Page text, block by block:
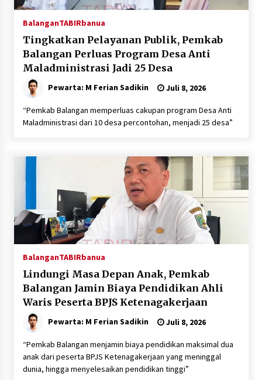
BalanganTABIRbanua
Tingkatkan Pelayanan Publik, Pemkab
Balangan Perluas Program Desa Anti
Maladministrasi Jadi 25 Desa
Pewarta: M Ferian Sadikin Juli 8, 2026
“Pemkab Balangan memperluas cakupan program Desa Anti
Maladministrasi dari 10 desa percontohan, menjadi 25 desa”
BalanganTABIRbanua
Lindungi Masa Depan Anak, Pemkab
Balangan Jamin Biaya Pendidikan Ahli
Waris Peserta BPJS Ketenagakerjaan
Pewarta: M Ferian Sadikin Juli 8, 2026
“Pemkab Balangan menjamin biaya pendidikan maksimal dua
anak dari peserta BPJS Ketenagakerjaan yang meninggal
dunia, hingga menyelesaikan pendidikan tinggi”